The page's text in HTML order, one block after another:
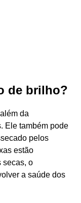
de brilho?
da
Ele também pode
pelos
estão
secas, o
a saúde dos